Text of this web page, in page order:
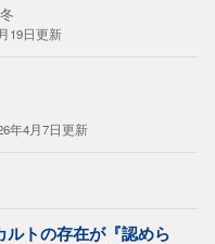
19日更新
年4月7日更新
ルトの存在が『認めら